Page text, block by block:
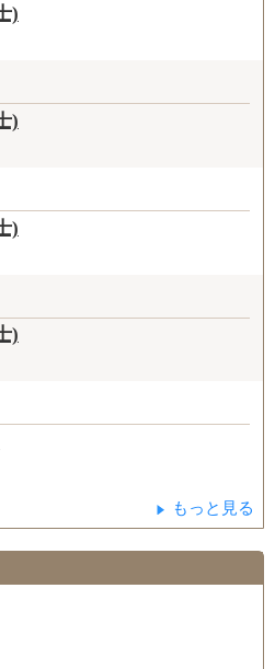
)
)
)
)
もっと見る